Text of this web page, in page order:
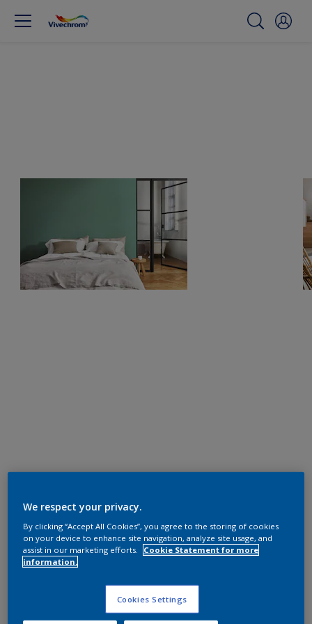
We respect your privacy.
By clicking “Accept All Cookies”, you agree to the storing of cookies
on your device to enhance site navigation, analyze site usage, and
assist in our marketing efforts.
Cookie Statement for more
information.
Cookies Settings